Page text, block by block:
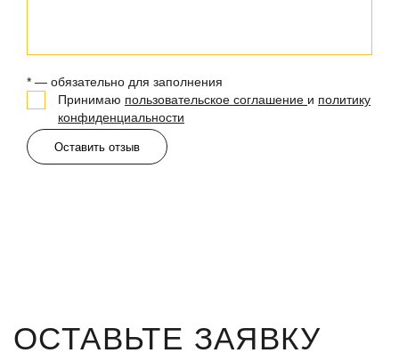
* — обязательно для заполнения
Принимаю пользовательское соглашение и политику
конфиденциальности
Оставить отзыв
ОСТАВЬТЕ ЗАЯВКУ